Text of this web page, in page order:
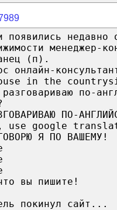
появились недавно
менеджер-
(п).
онлайн-
in the
по-
ПО-
use google
Я ПО ВАШЕМУ!
вы пишите!
покинул сайт...